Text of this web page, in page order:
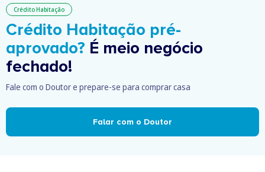
Crédito Habitação
Crédito Habitação pré-
aprovado? É meio negócio
fechado!
Fale com o Doutor e prepare-se para comprar casa
Falar com o Doutor